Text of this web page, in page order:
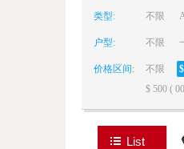
类型: 不限
户型: 不限
价格区间: 不限
$ 500 (
List